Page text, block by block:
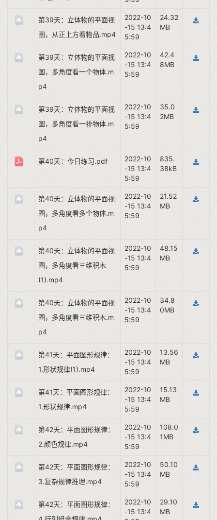
第39天：立体物的平面视
图，从正上方看物品.mp4
2022-10
-15 13:4
5:59
24.32
MB
第39天：立体物的平面视
图，多角度看一个物体.m
p4
2022-10
-15 13:4
5:59
42.4
8MB
第39天：立体物的平面视
图，多角度看一排物体.m
p4
2022-10
-15 13:4
5:59
35.0
2MB
第40天：今日练习.pdf
2022-10
-15 13:4
5:59
835.
38kB
第40天：立体物的平面视
图，多角度看多个物体.m
p4
2022-10
-15 13:4
5:59
21.52
MB
第40天：立体物的平面视
图，多角度看三维积木
(1).mp4
2022-10
-15 13:4
5:59
48.15
MB
第40天：立体物的平面视
图，多角度看三维积木.m
p4
2022-10
-15 13:4
5:59
34.8
0MB
第41天：平面图形规律：
1.形状规律(1).mp4
2022-10
-15 13:4
5:59
13.56
MB
第41天：平面图形规律：
1.形状规律.mp4
2022-10
-15 13:4
5:59
15.13
MB
第42天：平面图形规律：
2.颜色规律.mp4
2022-10
-15 13:4
5:59
108.0
1MB
第42天：平面图形规律：
3.复杂规律推理.mp4
2022-10
-15 13:4
5:59
50.10
MB
第42天：平面图形规律：
2022-10
-15 13:4
29.10
MB